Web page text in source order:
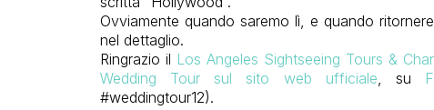
Ovviamente quando saremo lì, e quando
nel dettaglio.
Ringrazio il Los Angeles Sightseeing Tours &
Wedding Tour sul sito web ufficiale, su
#weddingtour12).